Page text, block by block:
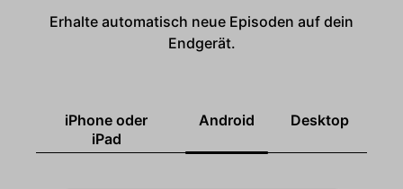
Erhalte automatisch neue Episoden auf dein
Endgerät.
iPhone oder
iPad
Android Desktop